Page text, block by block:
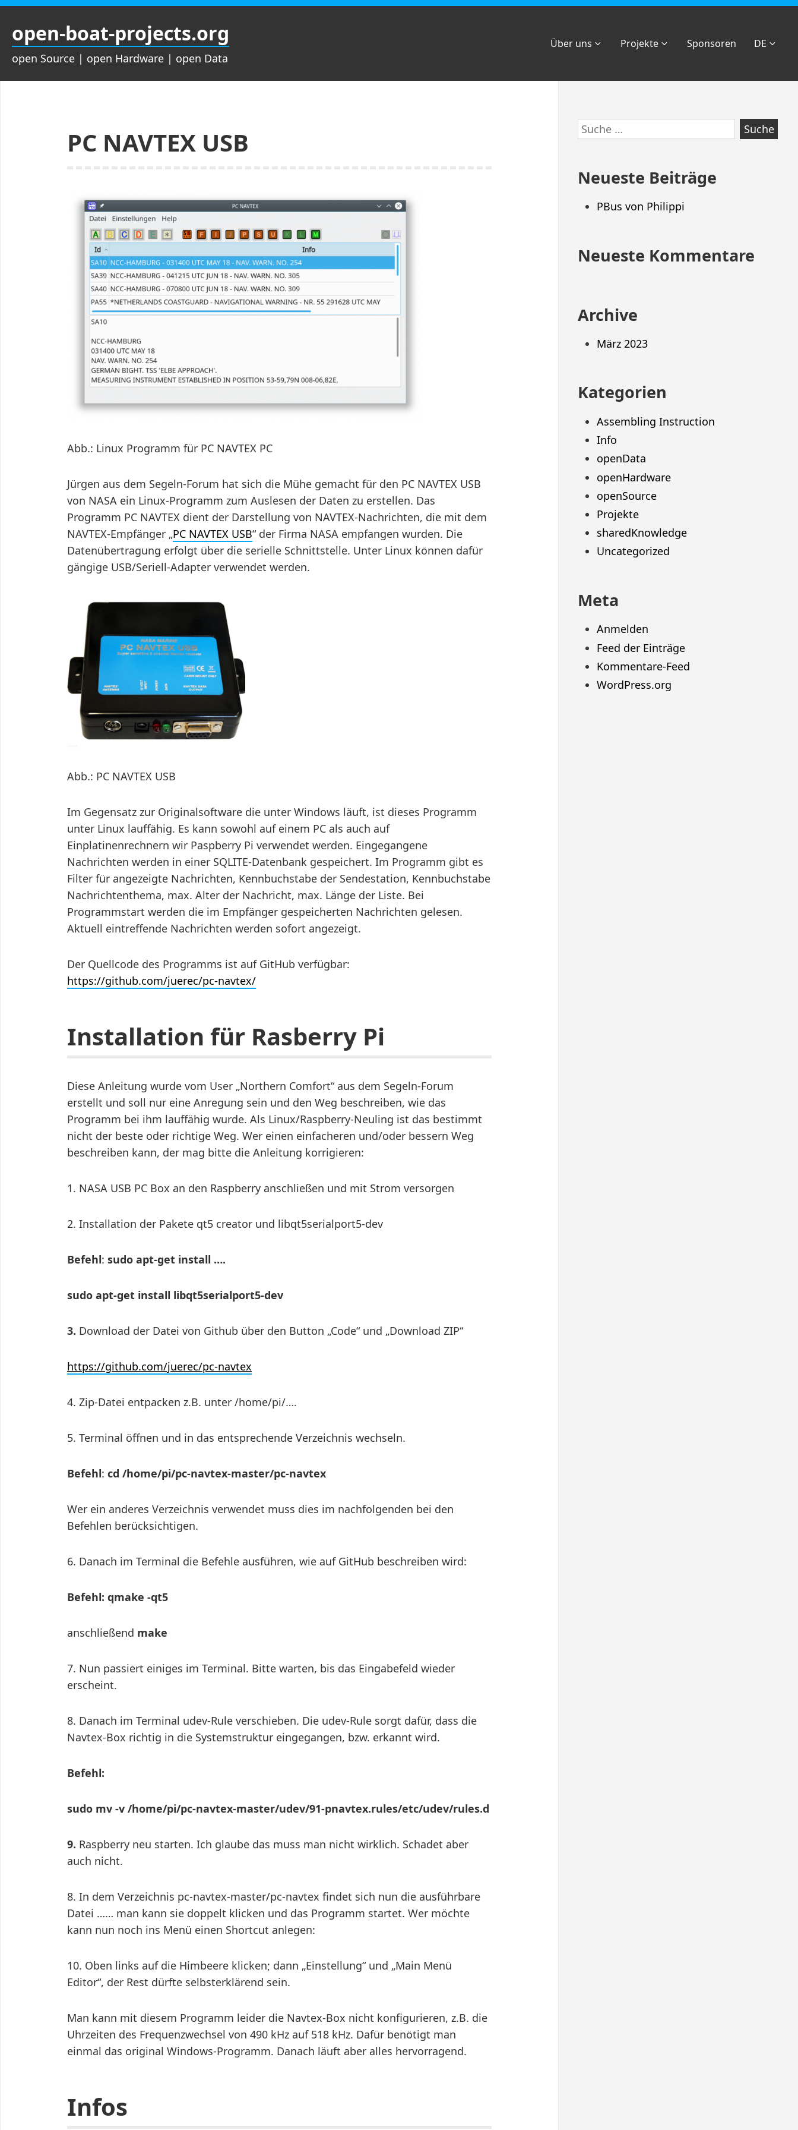
Zum
springen
open-boat-projects.org
open Source | open Hardware | open Data
Über uns Projekte Sponsoren DE
PC NAVTEX USB
Abb.: Linux Programm für PC NAVTEX PC
Jürgen aus dem Segeln-Forum hat sich die Mühe gemacht für den PC NAVTEX USB
von NASA ein Linux-Programm zum Auslesen der Daten zu erstellen. Das
Programm PC NAVTEX dient der Darstellung von NAVTEX-Nachrichten, die mit dem
NAVTEX-Empfänger „PC NAVTEX USB“ der Firma NASA empfangen wurden. Die
Datenübertragung erfolgt über die serielle Schnittstelle. Unter Linux können dafür
gängige USB/Seriell-Adapter verwendet werden.
Abb.: PC NAVTEX USB
Im Gegensatz zur Originalsoftware die unter Windows läuft, ist dieses Programm
unter Linux lauffähig. Es kann sowohl auf einem PC als auch auf
Einplatinenrechnern wir Paspberry Pi verwendet werden. Eingegangene
Nachrichten werden in einer SQLITE-Datenbank gespeichert. Im Programm gibt es
Filter für angezeigte Nachrichten, Kennbuchstabe der Sendestation, Kennbuchstabe
Nachrichtenthema, max. Alter der Nachricht, max. Länge der Liste. Bei
Programmstart werden die im Empfänger gespeicherten Nachrichten gelesen.
Aktuell eintreffende Nachrichten werden sofort angezeigt.
Der Quellcode des Programms ist auf GitHub verfügbar:
https://github.com/juerec/pc-navtex/
Installation für Rasberry Pi
Diese Anleitung wurde vom User „Northern Comfort“ aus dem Segeln-Forum
erstellt und soll nur eine Anregung sein und den Weg beschreiben, wie das
Programm bei ihm lauffähig wurde. Als Linux/Raspberry-Neuling ist das bestimmt
nicht der beste oder richtige Weg. Wer einen einfacheren und/oder bessern Weg
beschreiben kann, der mag bitte die Anleitung korrigieren:
1. NASA USB PC Box an den Raspberry anschließen und mit Strom versorgen
2. Installation der Pakete qt5 creator und libqt5serialport5-dev
Befehl: sudo apt-get install ….
sudo apt-get install libqt5serialport5-dev
3. Download der Datei von Github über den Button „Code“ und „Download ZIP“
https://github.com/juerec/pc-navtex
4. Zip-Datei entpacken z.B. unter /home/pi/….
5. Terminal öffnen und in das entsprechende Verzeichnis wechseln.
Befehl: cd /home/pi/pc-navtex-master/pc-navtex
Wer ein anderes Verzeichnis verwendet muss dies im nachfolgenden bei den
Befehlen berücksichtigen.
6. Danach im Terminal die Befehle ausführen, wie auf GitHub beschreiben wird:
Befehl: qmake -qt5
anschließend make
7. Nun passiert einiges im Terminal. Bitte warten, bis das Eingabefeld wieder
erscheint.
8. Danach im Terminal udev-Rule verschieben. Die udev-Rule sorgt dafür, dass die
Navtex-Box richtig in die Systemstruktur eingegangen, bzw. erkannt wird.
Befehl:
sudo mv -v /home/pi/pc-navtex-master/udev/91-pnavtex.rules/etc/udev/rules.d
9. Raspberry neu starten. Ich glaube das muss man nicht wirklich. Schadet aber
auch nicht.
8. In dem Verzeichnis pc-navtex-master/pc-navtex findet sich nun die ausführbare
Datei …… man kann sie doppelt klicken und das Programm startet. Wer möchte
kann nun noch ins Menü einen Shortcut anlegen:
10. Oben links auf die Himbeere klicken; dann „Einstellung“ und „Main Menü
Editor“, der Rest dürfte selbsterklärend sein.
Man kann mit diesem Programm leider die Navtex-Box nicht konfigurieren, z.B. die
Uhrzeiten des Frequenzwechsel von 490 kHz auf 518 kHz. Dafür benötigt man
einmal das original Windows-Programm. Danach läuft aber alles hervorragend.
Infos
Zum
Footer
Suche
nach:
Neueste Beiträge
PBus von Philippi
Neueste Kommentare
Archive
März 2023
Kategorien
Assembling Instruction
Info
openData
openHardware
openSource
Projekte
sharedKnowledge
Uncategorized
Meta
Anmelden
Feed der Einträge
Kommentare-Feed
WordPress.org